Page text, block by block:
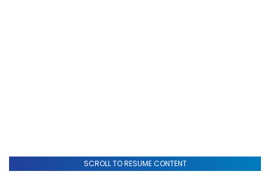
SCROLL TO RESUME CONTENT